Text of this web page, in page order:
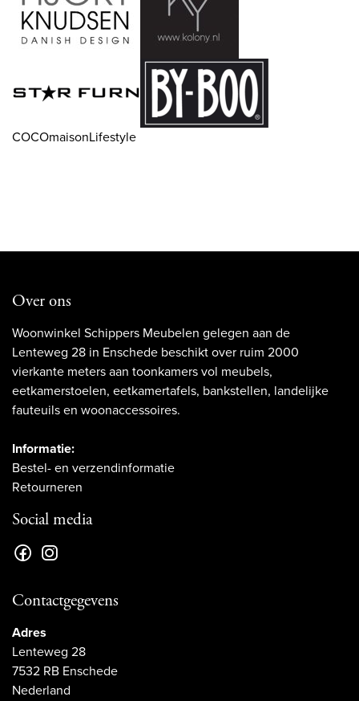
COCOmaisonLifestyle
Over ons
Woonwinkel Schippers Meubelen gelegen aan de
Lenteweg 28 in Enschede beschikt over ruim 2000
vierkante meters aan toonkamers vol meubels,
eetkamerstoelen, eetkamertafels, bankstellen, landelijke
fauteuils en woonaccessoires.
Informatie:
Bestel- en verzendinformatie
Retourneren
Social media
Contactgegevens
Adres
Lenteweg 28
7532 RB Enschede
Nederland